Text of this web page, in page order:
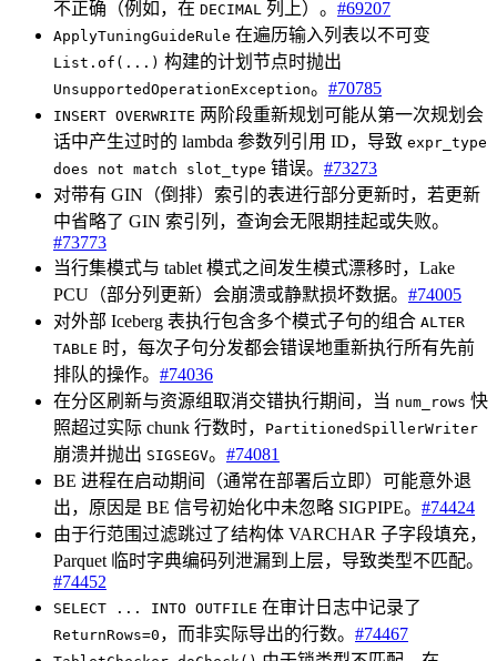
不正确（例如，在 DECIMAL 列上）。 #69207
ApplyTuningGuideRule 在遍历输入列表以不可变
List.of(...) 构建的计划节点时抛出
UnsupportedOperationException。 #70785
INSERT OVERWRITE 两阶段重新规划可能从第一次规划会
话中产生过时的 lambda 参数列引用 ID，导致 expr_type
does not match slot_type 错误。 #73273
对带有 GIN（倒排）索引的表进行部分更新时，若更新
中省略了 GIN 索引列，查询会无限期挂起或失败。
#73773
当行集模式与 tablet 模式之间发生模式漂移时，Lake
PCU（部分列更新）会崩溃或静默损坏数据。 #74005
对外部 Iceberg 表执行包含多个模式子句的组合 ALTER
TABLE 时，每次子句分发都会错误地重新执行所有先前
排队的操作。 #74036
在分区刷新与资源组取消交错执行期间，当 num_rows 快
照超过实际 chunk 行数时，
PartitionedSpillerWriter
崩溃并抛出 SIGSEGV。 #74081
BE 进程在启动期间（通常在部署后立即）可能意外退
出，原因是 BE 信号初始化中未忽略 SIGPIPE。 #74424
由于行范围过滤跳过了结构体 VARCHAR 子字段填充，
Parquet 临时字典编码列泄漏到上层，导致类型不匹配。
#74452
SELECT ... INTO OUTFILE 在审计日志中记录了
ReturnRows=0 ，而非实际导出的行数。 #74467